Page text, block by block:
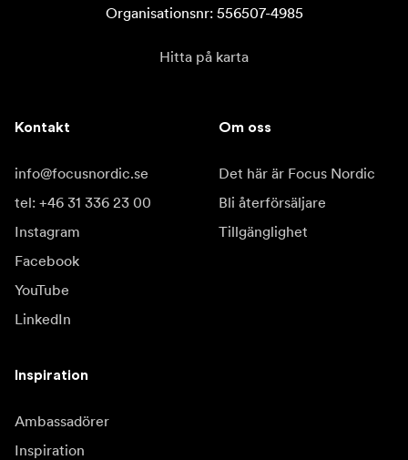
Organisationsnr: 556507-4985
Hitta på karta
Kontakt
info@focusnordic.se
tel: +46 31 336 23 00
Instagram
Facebook
YouTube
LinkedIn
Om oss
Det här är Focus Nordic
Bli återförsäljare
Tillgänglighet
Inspiration
Ambassadörer
Inspiration